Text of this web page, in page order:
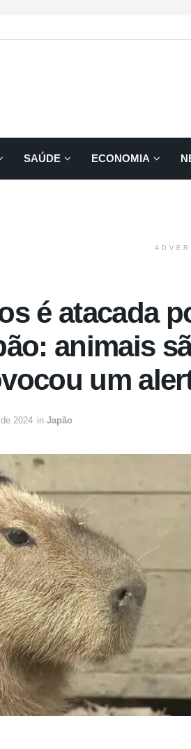
SAÚDE ECONOMIA
é atacada
animais
um
2024 in Japão